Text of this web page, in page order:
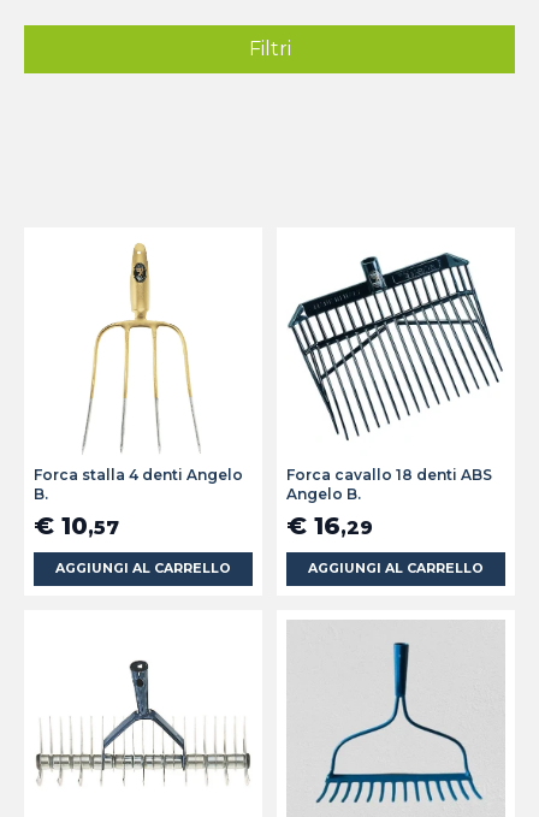
Filtri
Forca stalla 4 denti Angelo
B.
€ 10,57
AGGIUNGI AL CARRELLO
Forca cavallo 18 denti ABS
Angelo B.
€ 16,29
AGGIUNGI AL CARRELLO